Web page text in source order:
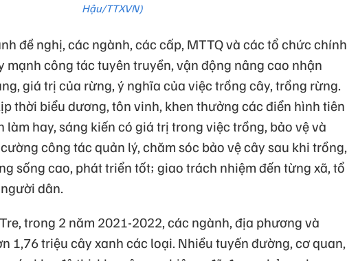
Hậu/TTXVN)
đề nghị, các ngành, các cấp, MTTQ và các tổ chức chính
mạnh công tác tuyên truyền, vận động nâng cao nhận
giá trị của rừng, ý nghĩa của việc trồng cây, trồng rừng.
thời biểu dương, tôn vinh, khen thưởng các điển hình tiên
làm hay, sáng kiến có giá trị trong việc trồng, bảo vệ và
công tác quản lý, chăm sóc bảo vệ cây sau khi trồng,
sống cao, phát triển tốt; giao trách nhiệm đến từng xã, tổ
dân.
trong 2 năm 2021-2022, các ngành, địa phương và
1,76 triệu cây xanh các loại. Nhiều tuyến đường, cơ quan,